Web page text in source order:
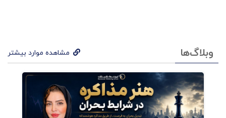
وبلاگ‌ها مشاهده موارد بیشتر